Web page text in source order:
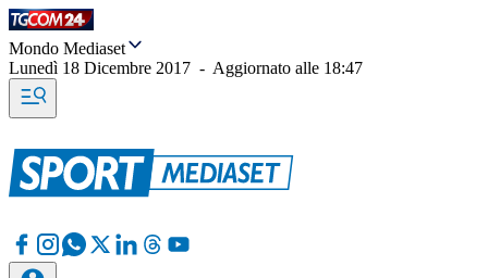
Mondo Mediaset
Lunedì 18 Dicembre 2017 - Aggiornato alle 18:47